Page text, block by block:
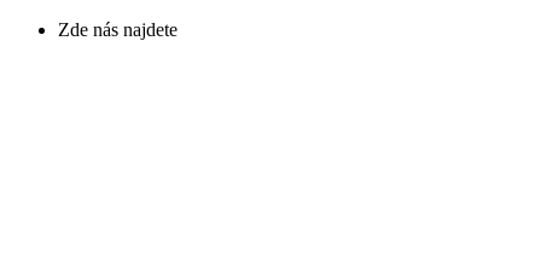
Zde nás najdete